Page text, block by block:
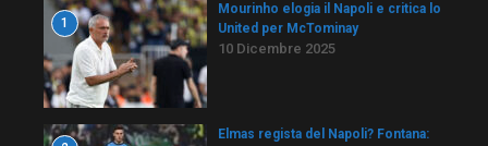
1
Mourinho elogia il Napoli e critica lo
United per McTominay
10 Dicembre 2025
Elmas regista del Napoli? Fontana: